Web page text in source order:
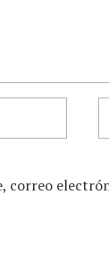
correo